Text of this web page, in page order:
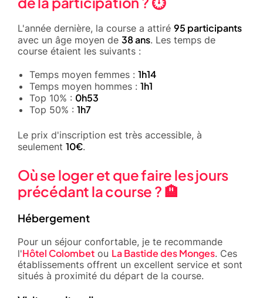
L'année dernière, la course a attiré 95 participants
avec un âge moyen de 38 ans. Les temps de
course étaient les suivants :
Temps moyen femmes : 1h14
Temps moyen hommes : 1h1
Top 10% : 0h53
Top 50% : 1h7
Le prix d'inscription est très accessible, à
seulement 10€.
Où se loger et que faire les jours
précédant la course ? 🏨
Hébergement
Pour un séjour confortable, je te recommande
l'Hôtel Colombet ou La Bastide des Monges. Ces
établissements offrent un excellent service et sont
situés à proximité du départ de la course.